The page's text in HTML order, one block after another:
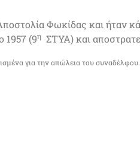
Φωκίδας και ήταν
1957 (9η ΣΤΥΑ) και
για την απώλεια του συναδέλφου.